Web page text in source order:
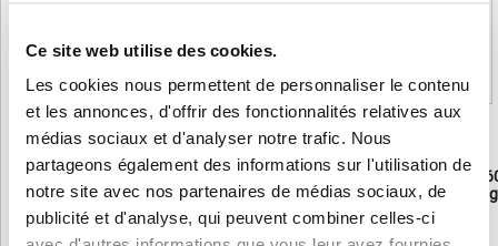
Ce site web utilise des cookies.
Les cookies nous permettent de personnaliser le contenu
et les annonces, d'offrir des fonctionnalités relatives aux
médias sociaux et d'analyser notre trafic. Nous
partageons également des informations sur l'utilisation de
notre site avec nos partenaires de médias sociaux, de
publicité et d'analyse, qui peuvent combiner celles-ci
Faac D600 Moteur porte garage
FAAC DOLPHIN
motorisation porte